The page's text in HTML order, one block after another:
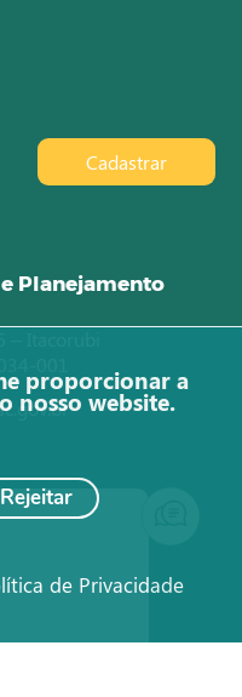
Cadastrar
Planejamento
proporcionar a
nosso website.
Rejeitar
de Privacidade